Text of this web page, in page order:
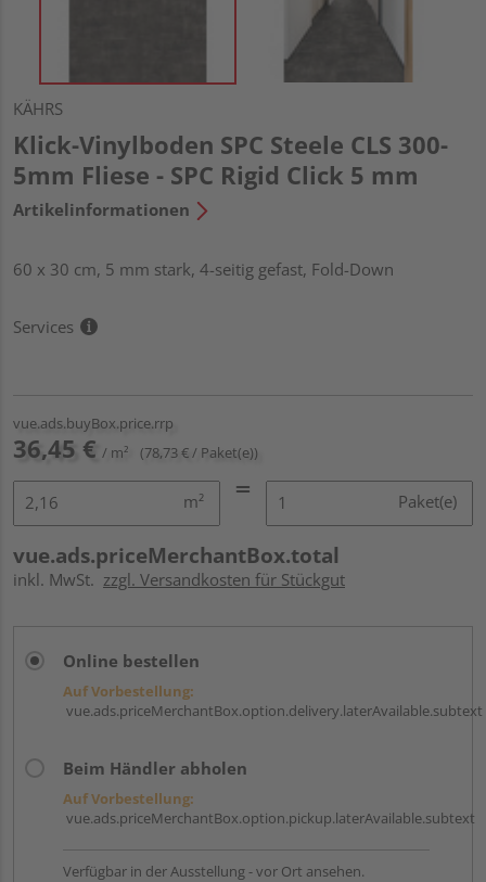
KÄHRS
Klick-Vinylboden SPC Steele CLS 300-
5mm Fliese - SPC Rigid Click 5 mm
Artikelinformationen
60 x 30 cm, 5 mm stark, 4-seitig gefast, Fold-Down
Services
vue.ads.buyBox.price.rrp
36,45 € / m² (78,73 € / Paket(e))
m² Paket(e)
vue.ads.priceMerchantBox.total
inkl. MwSt. zzgl. Versandkosten für Stückgut
Online bestellen
Auf Vorbestellung:
vue.ads.priceMerchantBox.option.delivery.laterAvailable.subtext
Beim Händler abholen
Auf Vorbestellung:
vue.ads.priceMerchantBox.option.pickup.laterAvailable.subtext
Verfügbar in der Ausstellung - vor Ort ansehen.